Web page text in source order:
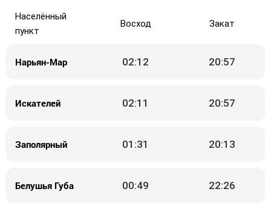
Населённый
пункт
Восход Закат
Нарьян-Мар 02:12 20:57
Искателей 02:11 20:57
Заполярный 01:31 20:13
Белушья Губа 00:49 22:26